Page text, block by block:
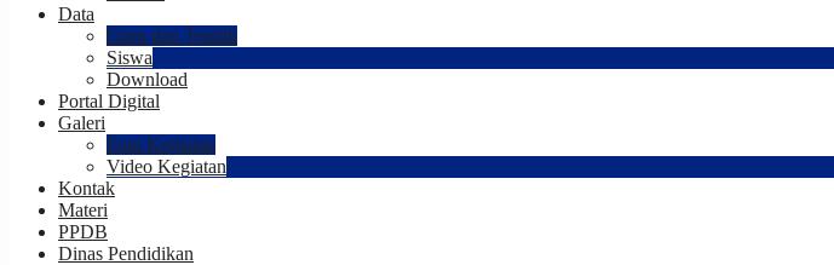
Data
Guru dan Tendik
Siswa
Download
Portal Digital
Galeri
Foto Kegiatan
Video Kegiatan
Kontak
Materi
PPDB
Dinas Pendidikan